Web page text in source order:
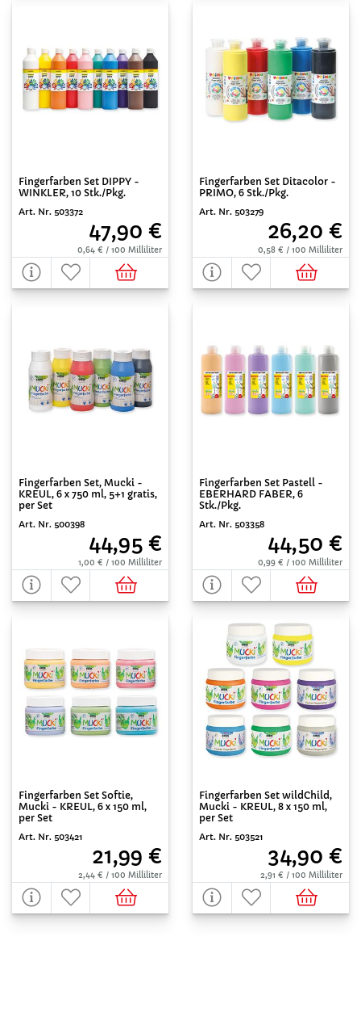
Fingerfarben Set DIPPY -
WINKLER, 10 Stk./Pkg.
Art. Nr. 503372
47,90 €
0,64 € / 100 Milliliter
Fingerfarben Set Ditacolor -
PRIMO, 6 Stk./Pkg.
Art. Nr. 503279
26,20 €
0,58 € / 100 Milliliter
Fingerfarben Set, Mucki -
KREUL, 6 x 750 ml, 5+1 gratis,
per Set
Art. Nr. 500398
44,95 €
1,00 € / 100 Milliliter
Fingerfarben Set Pastell -
EBERHARD FABER, 6
Stk./Pkg.
Art. Nr. 503358
44,50 €
0,99 € / 100 Milliliter
Fingerfarben Set Softie,
Mucki - KREUL, 6 x 150 ml,
per Set
Art. Nr. 503421
21,99 €
2,44 € / 100 Milliliter
Fingerfarben Set wildChild,
Mucki - KREUL, 8 x 150 ml,
per Set
Art. Nr. 503521
34,90 €
2,91 € / 100 Milliliter